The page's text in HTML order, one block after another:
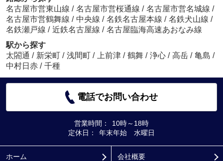
名古屋市営東山線 / 名古屋市営桜通線 / 名古屋市営名城線 /
名古屋市営鶴舞線 / 中央線 / 名鉄名古屋本線 / 名鉄犬山線 /
名鉄瀬戸線 / 近鉄名古屋線 / 名古屋臨海高速あおなみ線
駅から探す
太閤通 / 新栄町 / 浅間町 / 上前津 / 鶴舞 / 浄心 / 高岳 / 亀島 /
中村日赤 / 千種
電話でお問い合わせ
営業時間：
10時～18時
定休日：
年末年始 水曜日
ホーム 会社概要